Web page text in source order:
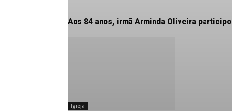
Aos 84 anos, irmã Arminda Oliveira
Igreja